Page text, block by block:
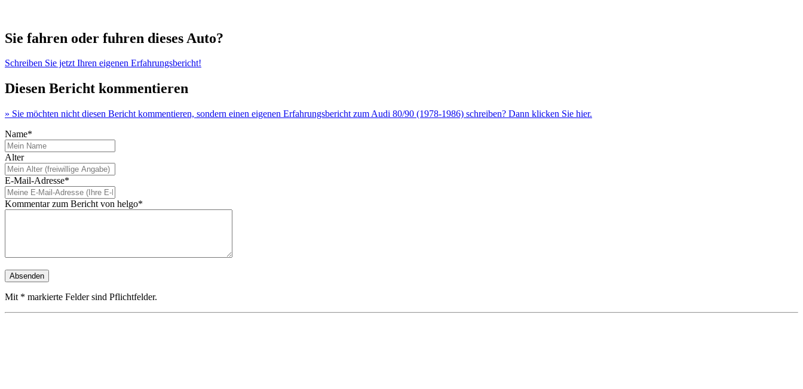
Sie fahren oder fuhren dieses Auto?
Schreiben Sie jetzt Ihren eigenen Erfahrungsbericht!
Diesen Bericht kommentieren
» Sie möchten nicht diesen Bericht kommentieren, sondern einen eigenen Erfahrungsbericht zum Audi 80/90 (1978-1986) schreiben? Dann klicken Sie hier.
Name*
Alter
E-Mail-Adresse*
Kommentar zum Bericht von helgo*
Mit * markierte Felder sind Pflichtfelder.